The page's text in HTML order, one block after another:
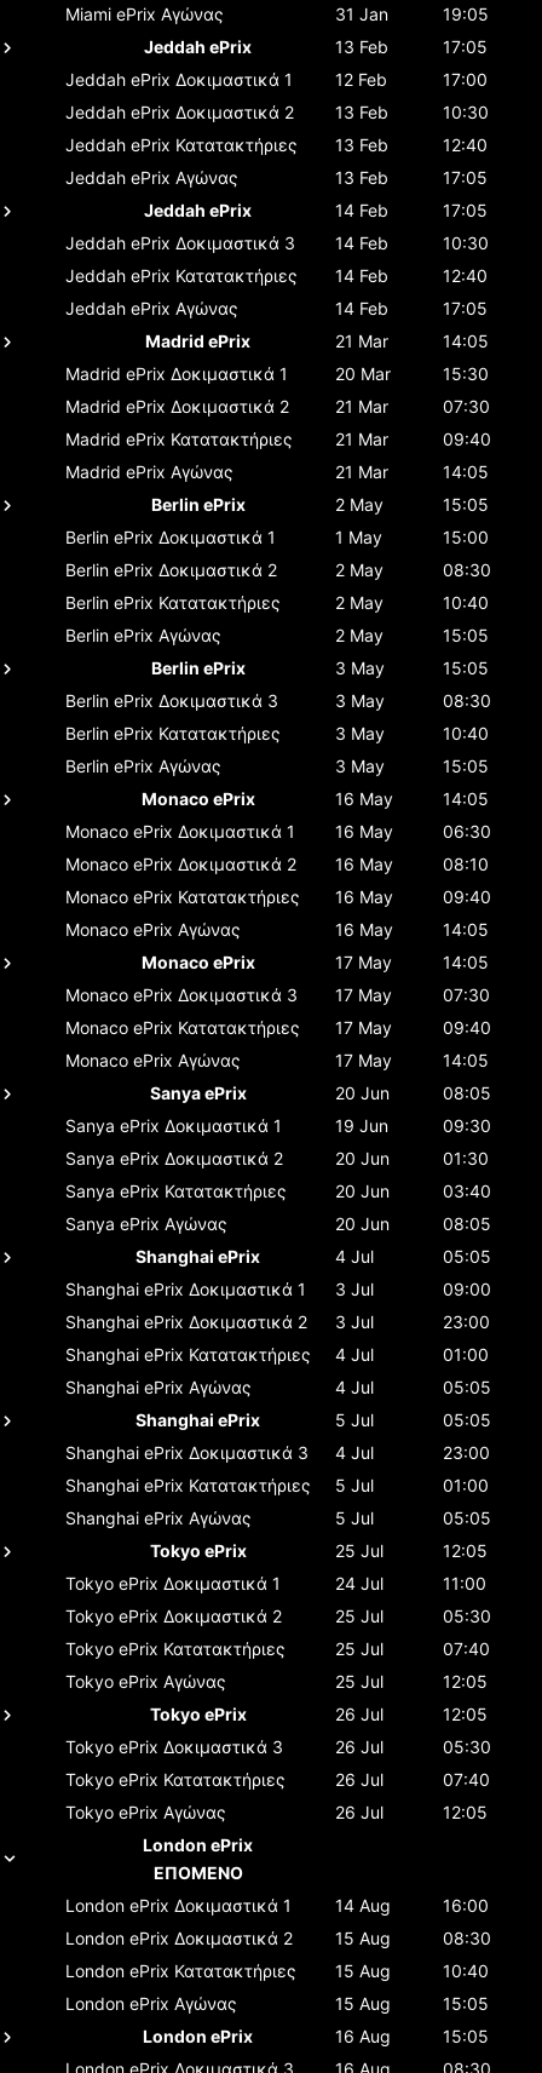
Miami ePrix Αγώνας 31 Jan
19:05
Jeddah ePrix
13 Feb
17:05
Jeddah ePrix Δοκιμαστικά 1 12 Feb
17:00
Jeddah ePrix Δοκιμαστικά 2 13 Feb
10:30
Jeddah ePrix Κατατακτήριες 13 Feb
12:40
Jeddah ePrix Αγώνας 13 Feb
17:05
Jeddah ePrix
14 Feb
17:05
Jeddah ePrix Δοκιμαστικά 3 14 Feb
10:30
Jeddah ePrix Κατατακτήριες 14 Feb
12:40
Jeddah ePrix Αγώνας 14 Feb
17:05
Madrid ePrix
21 Mar
14:05
Madrid ePrix Δοκιμαστικά 1 20 Mar
15:30
Madrid ePrix Δοκιμαστικά 2 21 Mar
07:30
Madrid ePrix Κατατακτήριες 21 Mar
09:40
Madrid ePrix Αγώνας 21 Mar
14:05
Berlin ePrix
2 May
15:05
Berlin ePrix Δοκιμαστικά 1 1 May
15:00
Berlin ePrix Δοκιμαστικά 2 2 May
08:30
Berlin ePrix Κατατακτήριες 2 May
10:40
Berlin ePrix Αγώνας 2 May
15:05
Berlin ePrix
3 May
15:05
Berlin ePrix Δοκιμαστικά 3 3 May
08:30
Berlin ePrix Κατατακτήριες 3 May
10:40
Berlin ePrix Αγώνας 3 May
15:05
Monaco ePrix
16 May
14:05
Monaco ePrix Δοκιμαστικά 1 16 May
06:30
Monaco ePrix Δοκιμαστικά 2 16 May
08:10
Monaco ePrix Κατατακτήριες 16 May
09:40
Monaco ePrix Αγώνας 16 May
14:05
Monaco ePrix
17 May
14:05
Monaco ePrix Δοκιμαστικά 3 17 May
07:30
Monaco ePrix Κατατακτήριες 17 May
09:40
Monaco ePrix Αγώνας 17 May
14:05
Sanya ePrix
20 Jun
08:05
Sanya ePrix Δοκιμαστικά 1 19 Jun
09:30
Sanya ePrix Δοκιμαστικά 2 20 Jun
01:30
Sanya ePrix Κατατακτήριες 20 Jun
03:40
Sanya ePrix Αγώνας 20 Jun
08:05
Shanghai ePrix
4 Jul
05:05
Shanghai ePrix Δοκιμαστικά 1 3 Jul
09:00
Shanghai ePrix Δοκιμαστικά 2 3 Jul
23:00
Shanghai ePrix Κατατακτήριες 4 Jul
01:00
Shanghai ePrix Αγώνας 4 Jul
05:05
Shanghai ePrix
5 Jul
05:05
Shanghai ePrix Δοκιμαστικά 3 4 Jul
23:00
Shanghai ePrix Κατατακτήριες 5 Jul
01:00
Shanghai ePrix Αγώνας 5 Jul
05:05
Tokyo ePrix
25 Jul
12:05
Tokyo ePrix Δοκιμαστικά 1 24 Jul
11:00
Tokyo ePrix Δοκιμαστικά 2 25 Jul
05:30
Tokyo ePrix Κατατακτήριες 25 Jul
07:40
Tokyo ePrix Αγώνας 25 Jul
12:05
Tokyo ePrix
26 Jul
12:05
Tokyo ePrix Δοκιμαστικά 3 26 Jul
05:30
Tokyo ePrix Κατατακτήριες 26 Jul
07:40
Tokyo ePrix Αγώνας 26 Jul
12:05
London ePrix
ΕΠΟΜΕΝΟ
London ePrix Δοκιμαστικά 1 14 Aug
16:00
London ePrix Δοκιμαστικά 2 15 Aug
08:30
London ePrix Κατατακτήριες 15 Aug
10:40
London ePrix Αγώνας 15 Aug
15:05
London ePrix
16 Aug
15:05
London ePrix Δοκιμαστικά 3 16 Aug 08:30